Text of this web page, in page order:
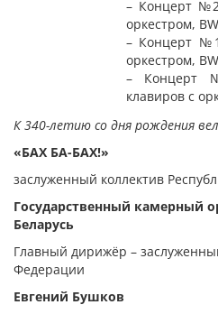
– Концерт
оркестром,
– Концерт
оркестром,
– Концерт
клавиров с
К 340-летию со дня рождения
«БАХ БА-БАХ!»
заслуженный коллектив
Государственный камерный
Беларусь
Главный дирижёр –
Федерации
Евгений Бушков